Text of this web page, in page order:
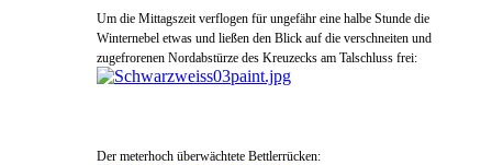
Um die Mittagszeit verflogen für ungefähr eine halbe Stunde die
Winternebel etwas und ließen den Blick auf die verschneiten und
zugefrorenen Nordabstürze des Kreuzecks am Talschluss frei:
Der meterhoch überwächtete Bettlerrücken: